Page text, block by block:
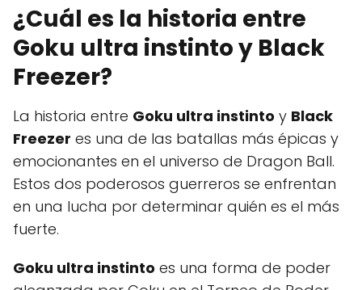
¿Cuál es la historia entre
Goku ultra instinto y Black
Freezer?
La historia entre Goku ultra instinto y Black
Freezer es una de las batallas más épicas y
emocionantes en el universo de Dragon Ball.
Estos dos poderosos guerreros se enfrentan
en una lucha por determinar quién es el más
fuerte.
Goku ultra instinto es una forma de poder